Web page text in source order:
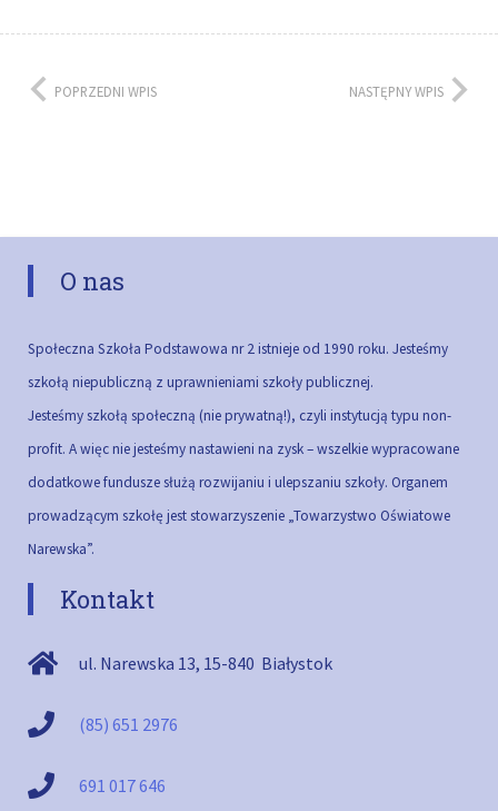
POPRZEDNI WPIS NASTĘPNY WPIS
O nas
Społeczna Szkoła Podstawowa nr 2 istnieje od 1990 roku. Jesteśmy
szkołą niepubliczną z uprawnieniami szkoły publicznej.
Jesteśmy szkołą społeczną (nie prywatną!), czyli instytucją typu non-
profit. A więc nie jesteśmy nastawieni na zysk – wszelkie wypracowane
dodatkowe fundusze służą rozwijaniu i ulepszaniu szkoły. Organem
prowadzącym szkołę jest stowarzyszenie „Towarzystwo Oświatowe
Narewska”.
Kontakt
ul. Narewska 13, 15-840 Białystok
(85) 651 2976
691 017 646